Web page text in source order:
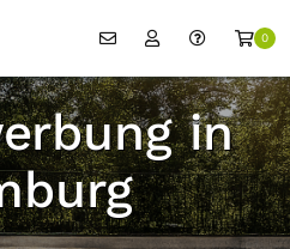
0
in